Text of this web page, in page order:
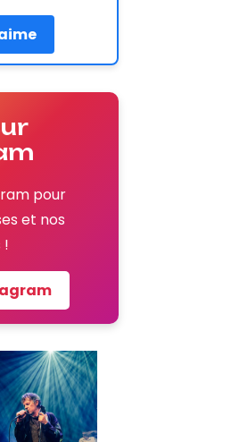
pour
et nos
!